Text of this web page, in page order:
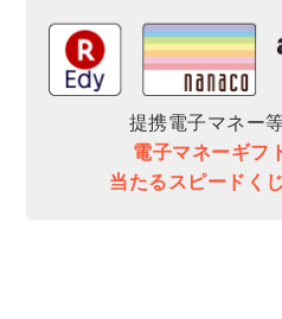
提携電子マネー
電子マネーギフ
当たるスピードく